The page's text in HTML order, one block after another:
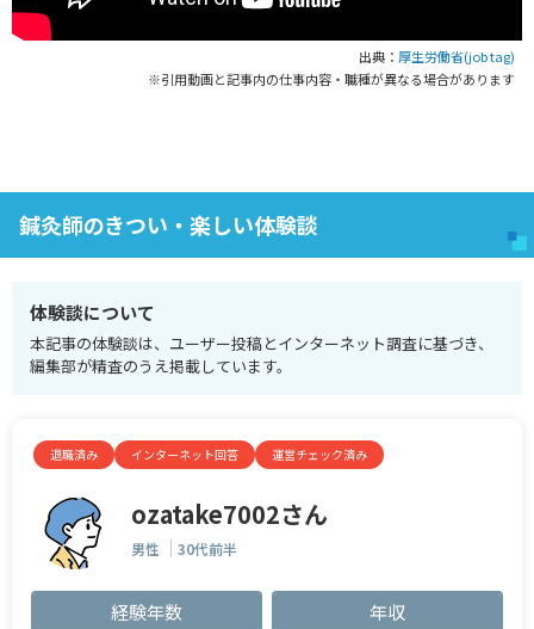
出典： 厚生労働省(job tag)
※引用動画と記事内の仕事内容・職種が異なる場合があります
鍼灸師のきつい・楽しい体験談
体験談について
本記事の体験談は、ユーザー投稿とインターネット調査に基づき、
編集部が精査のうえ掲載しています。
退職済み インターネット回答 運営チェック済み
ozatake7002さん
男性 30代前半
経験年数 年収